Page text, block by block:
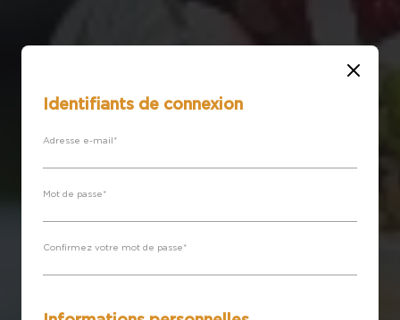
Fermer
Identifiants de connexion
Adresse e-mail*
Mot de passe*
Confirmez votre mot de passe*